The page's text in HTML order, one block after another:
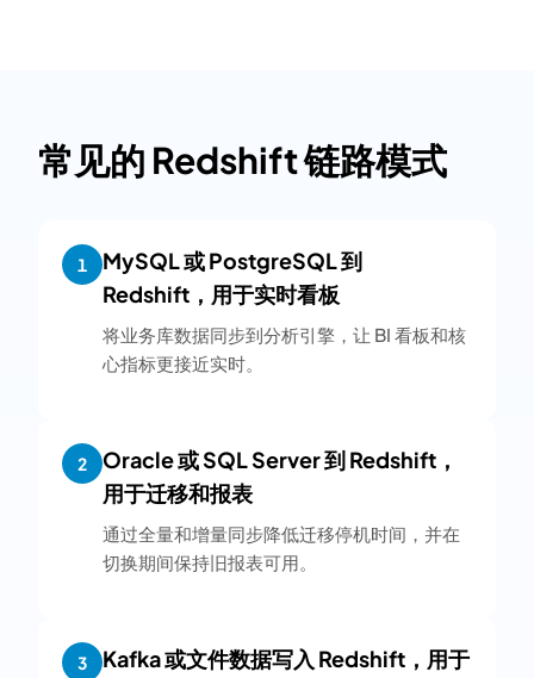
常见的 Redshift 链路模式
1
MySQL 或 PostgreSQL 到
Redshift，用于实时看板
将业务库数据同步到分析引擎，让 BI 看板和核
心指标更接近实时。
2
Oracle 或 SQL Server 到 Redshift，
用于迁移和报表
通过全量和增量同步降低迁移停机时间，并在
切换期间保持旧报表可用。
3
Kafka 或文件数据写入 Redshift，用于